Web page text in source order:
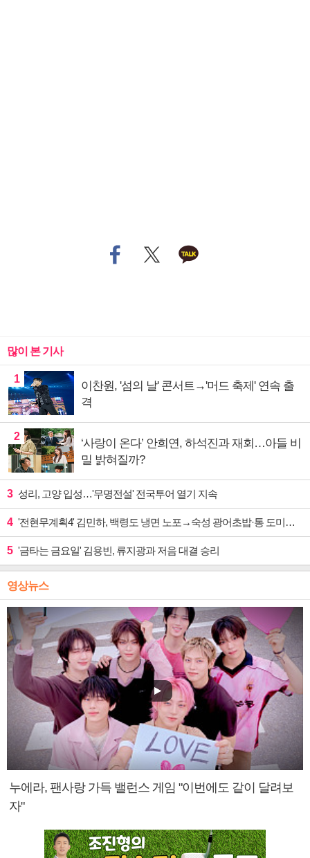
많이 본 기사
1
이찬원, '섬의 날' 콘서트→'머드 축제' 연속 출
격
2
‘사랑이 온다’ 안희연, 하석진과 재회…아들 비
밀 밝혀질까?
3 성리, 고양 입성…'무명전설' 전국투어 열기 지속
4 '전현무계획4' 김민하, 백령도 냉면 노포→숙성 광어초밥·통 도미찜 맛집 탐방
5 '금타는 금요일' 김용빈, 류지광과 저음 대결 승리
영상뉴스
누에라, 팬사랑 가득 밸런스 게임 "이번에도 같이 달려보
자"